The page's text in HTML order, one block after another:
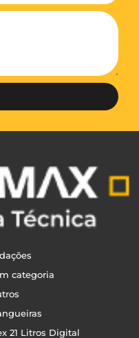
categoria
21 Litros Digital